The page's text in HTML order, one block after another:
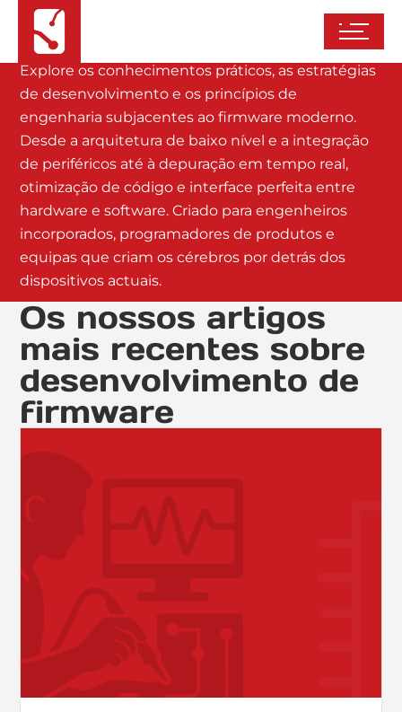
de firmware
Explore os conhecimentos práticos, as estratégias
de desenvolvimento e os princípios de
engenharia subjacentes ao firmware moderno.
Desde a arquitetura de baixo nível e a integração
de periféricos até à depuração em tempo real,
otimização de código e interface perfeita entre
hardware e software. Criado para engenheiros
incorporados, programadores de produtos e
equipas que criam os cérebros por detrás dos
dispositivos actuais.
Os nossos artigos
mais recentes sobre
desenvolvimento de
firmware